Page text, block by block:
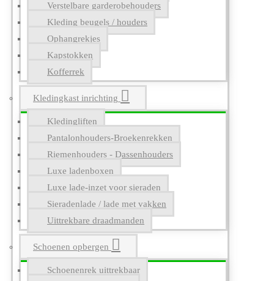
Verstelbare garderobehouders
Kleding beugels / houders
Ophangrekjes
Kapstokken
Kofferrek
Kledingkast inrichting
Kledingliften
Pantalonhouders-Broekenrekken
Riemenhouders - Dassenhouders
Luxe ladenboxen
Luxe lade-inzet voor sieraden
Sieradenlade / lade met vakken
Uittrekbare draadmanden
Schoenen opbergen
Schoenenrek uittrekbaar